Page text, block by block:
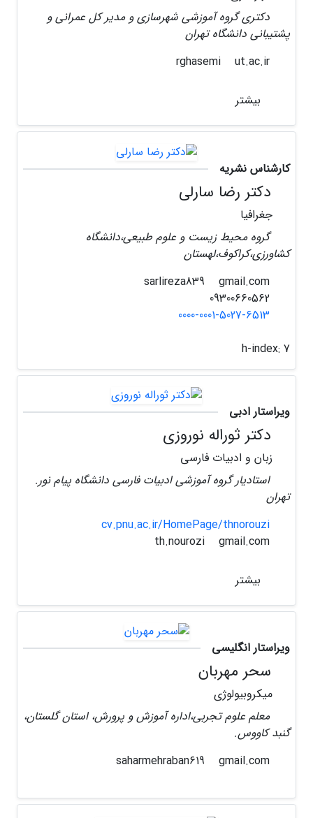
دکتری گروه آموزشی شهرسازی و مدیر کل عمرانی و
پشتیبانی دانشگاه تهران
ut.ac.ir
بیشتر
کارشناس نشریه
دکتر رضا سارلی
جغرافیا
گروه محیط زیست و علوم طبیعی،دانشگاه
کشاورزی،کراکوف،لهستان
gmail.com
0000-0001-5027-6513
h-index: 7
ویراستار ادبی
دکتر ثوراله نوروزی
زبان و ادبیات فارسی
استادیار گروه آموزشی ادبیات فارسی دانشگاه پیام نور.
تهران
cv.pnu.ac.ir/HomePage/thnorouzi
gmail.com
بیشتر
ویراستار انگلیسی
سحر مهربان
میکروبیولوژی
معلم علوم تجربی،اداره آموزش و پرورش، استان گلستان،
گنبد کاووس.
gmail.com